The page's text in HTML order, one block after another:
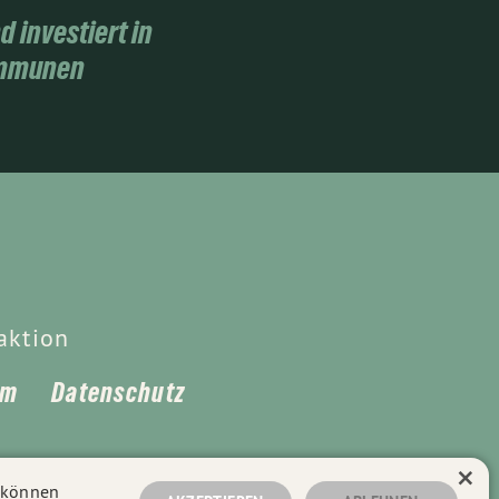
investiert in
Datenschutz
×